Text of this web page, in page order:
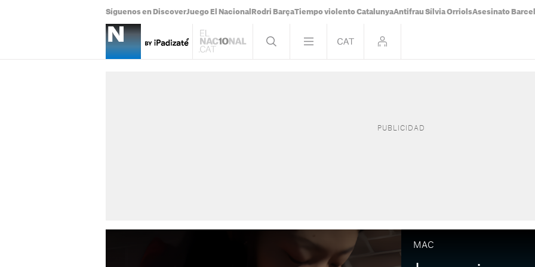
Síguenos en DiscoverJuego El Nacional Rodri BarçaTiempo violento CatalunyaAntifrau Sílvia OrriolsAsesinato
MAC